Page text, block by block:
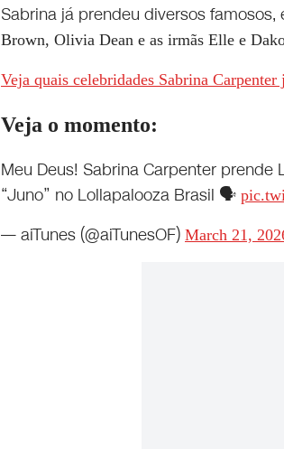
Sabrina já prendeu diversos famosos,
Brown, Olivia Dean e as irmãs Elle e
Veja quais celebridades Sabrina
Veja o momento:
Meu Deus! Sabrina Carpenter
“Juno” no Lollapalooza Brasil 🗣️
— aiTunes (@aiTunesOF) March 21,